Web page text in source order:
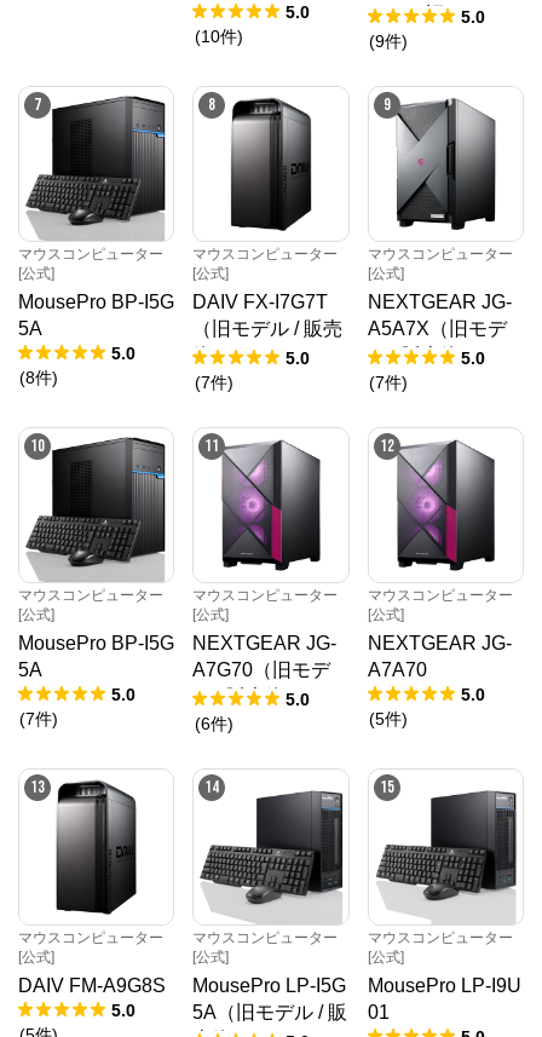
5.0
(10件)
ト）（旧モデル /
販売終了）
5.0
(9件)
7
マウスコンピューター
[公式]
MousePro BP-I5G
5A
5.0
(8件)
8
マウスコンピューター
[公式]
DAIV FX-I7G7T
（旧モデル / 販売
終了）
5.0
(7件)
9
マウスコンピューター
[公式]
NEXTGEAR JG-
A5A7X（旧モデ
ル / 販売終了）
5.0
(7件)
10
マウスコンピューター
[公式]
MousePro BP-I5G
5A
5.0
(7件)
11
マウスコンピューター
[公式]
NEXTGEAR JG-
A7G70（旧モデ
ル / 販売終了）
5.0
(6件)
12
マウスコンピューター
[公式]
NEXTGEAR JG-
A7A70
5.0
(5件)
13
マウスコンピューター
[公式]
DAIV FM-A9G8S
5.0
14
マウスコンピューター
[公式]
MousePro LP-I5G
5A（旧モデル / 販
15
マウスコンピューター
[公式]
MousePro LP-I9U
01